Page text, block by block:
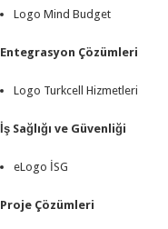
Logo Mind Budget
Entegrasyon Çözümleri
Logo Turkcell Hizmetleri
İş Sağlığı ve Güvenliği
eLogo İSG
Proje Çözümleri